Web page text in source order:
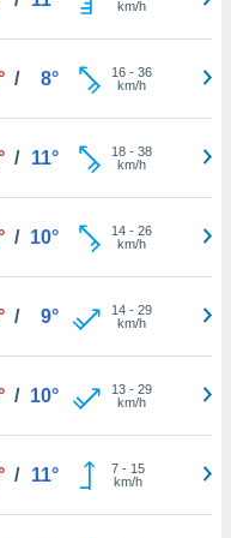
km/h
/ 8° 16- 36
km/h
/ 11° 18- 38
km/h
/ 10° 14- 26
km/h
/ 9° 14- 29
km/h
/ 10° 13- 29
km/h
/ 11° 7- 15
km/h